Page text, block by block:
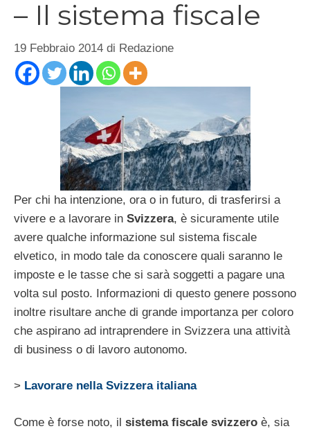
– Il sistema fiscale
19 Febbraio 2014 di Redazione
Per chi ha intenzione, ora o in futuro, di trasferirsi a
vivere e a lavorare in Svizzera, è sicuramente utile
avere qualche informazione sul sistema fiscale
elvetico, in modo tale da conoscere quali saranno le
imposte e le tasse che si sarà soggetti a pagare una
volta sul posto. Informazioni di questo genere possono
inoltre risultare anche di grande importanza per coloro
che aspirano ad intraprendere in Svizzera una attività
di business o di lavoro autonomo.
> Lavorare nella Svizzera italiana
Come è forse noto, il sistema fiscale svizzero è, sia